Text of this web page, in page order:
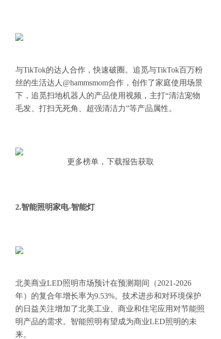
与TikTok的达人合作，快速破圈。追觅与TikTok百万粉
丝的生活达人@hammsmom合作，创作了家庭使用场景
下，追觅扫地机器人的产品使用视频，主打“清洁宠物
毛发、打扫无死角、超强清洁力”等产品属性。
更多榜单，下载报告获取
2.智能照明家电-智能灯
北美商业LED照明市场预计在预测期间（2021-2026
年）的复合年增长率为9.53%。技术进步和对环境保护
的日益关注增加了北美工业、商业和住宅应用对节能照
明产品的需求。智能照明有望成为商业LED照明的未
来。